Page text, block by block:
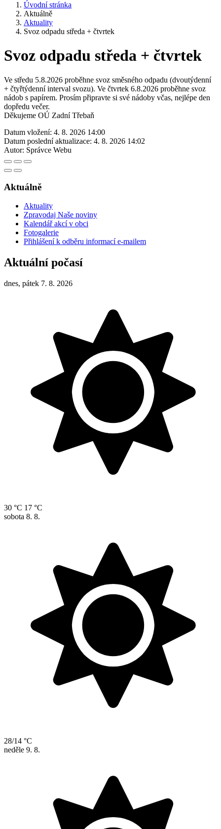
Úvodní stránka
Aktuálně
Aktuality
Svoz odpadu středa + čtvrtek
Svoz odpadu středa + čtvrtek
Ve středu 5.8.2026 proběhne svoz směsného odpadu (dvoutýdenní
+ čtyřtýdenní interval svozu). Ve čtvrtek 6.8.2026 proběhne svoz
nádob s papírem. Prosím připravte si své nádoby včas, nejlépe den
dopředu večer.
Děkujeme OÚ Zadní Třebaň
Datum vložení: 4. 8. 2026 14:00
Datum poslední aktualizace: 4. 8. 2026 14:02
Autor: Správce Webu
Aktuálně
Aktuality
Zpravodaj Naše noviny
Kalendář akcí v obci
Fotogalerie
Přihlášení k odběru informací e-mailem
Aktuální počasí
dnes, pátek 7. 8. 2026
30 °C 17 °C
sobota 8. 8.
28/14 °C
neděle 9. 8.